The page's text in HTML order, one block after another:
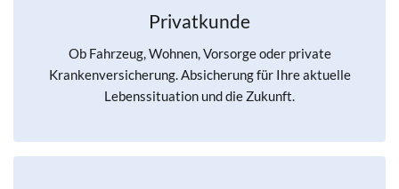
Privatkunde
Ob Fahrzeug, Wohnen, Vorsorge oder private
Krankenversicherung. Absicherung für Ihre aktuelle
Lebenssituation und die Zukunft.